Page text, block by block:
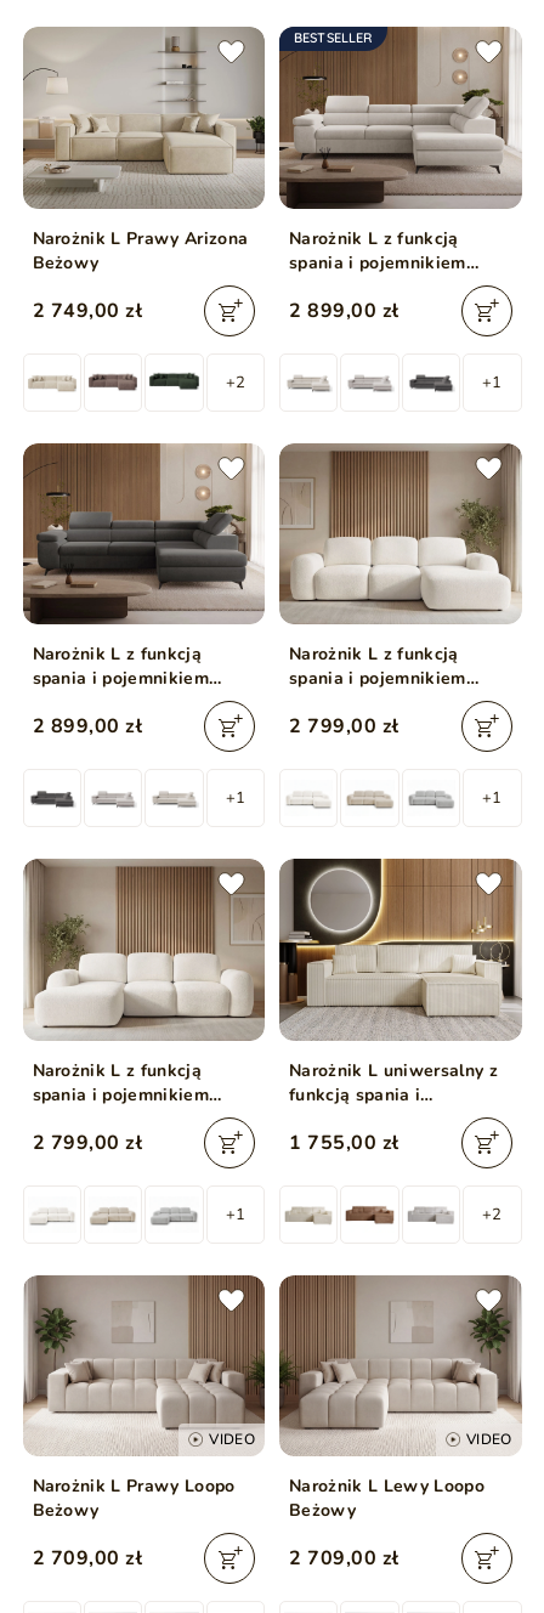
Narożnik L Prawy Arizona
Beżowy
2 749,00 zł
+2
BESTSELLER
Narożnik L z funkcją
spania i pojemnikiem
beżowy
2 899,00 zł
+1
Narożnik L z funkcją
spania i pojemnikiem
Argon prawy Ciemny szary
2 899,00 zł
+1
Narożnik L z funkcją
spania i pojemnikiem
Avelin Prawy Kremowy
2 799,00 zł
+1
Narożnik L z funkcją
spania i pojemnikiem
Avelin Lewy Kremowy
2 799,00 zł
+1
Narożnik L uniwersalny z
funkcją spania i
pojemnikiem Prato XL
Beżowy
1 755,00 zł
+2
VIDEO
Narożnik L Prawy Loopo
Beżowy
2 709,00 zł
VIDEO
Narożnik L Lewy Loopo
Beżowy
2 709,00 zł